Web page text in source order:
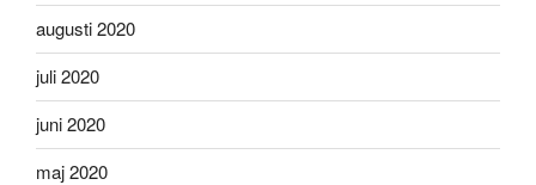
augusti 2020
juli 2020
juni 2020
maj 2020